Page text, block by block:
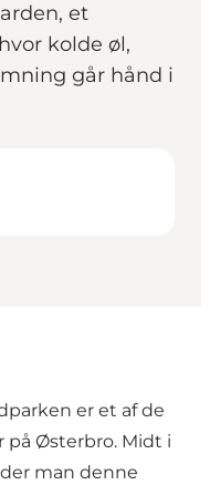
et
kolde øl,
går hånd i
er et af de
Østerbro. Midt i
man denne